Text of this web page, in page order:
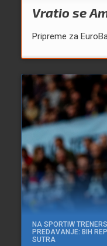
Vratio se
Pripreme za
NA SPORTIW
PREDAVANJE: BIH
SUTRA